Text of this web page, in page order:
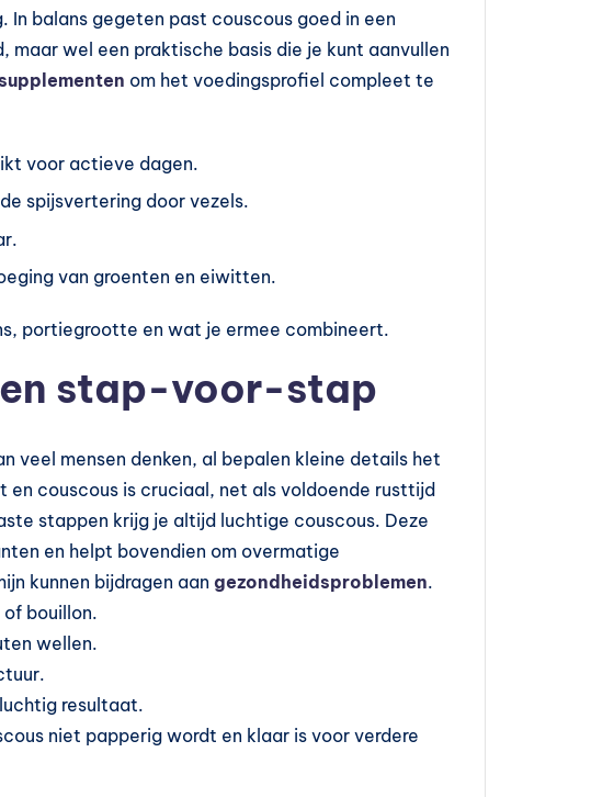
balans gegeten past couscous goed in een
wel een praktische basis die je kunt aanvullen
om het voedingsprofiel compleet te
voor actieve dagen.
spijsvertering door vezels.
van groenten en eiwitten.
portiegrootte en wat je ermee combineert.
stap-voor-stap
veel mensen denken, al bepalen kleine details het
couscous is cruciaal, net als voldoende rusttijd
stappen krijg je altijd luchtige couscous. Deze
en helpt bovendien om overmatige
kunnen bijdragen aan gezondheidsproblemen.
bouillon.
wellen.
resultaat.
niet papperig wordt en klaar is voor verdere